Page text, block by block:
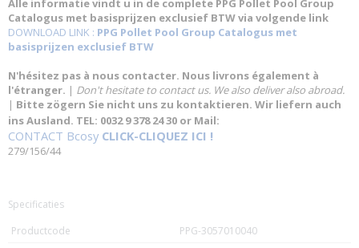
Alle informatie vindt u in de complete PPG Pollet Pool Group
Catalogus met basisprijzen exclusief BTW via volgende link
DOWNLOAD LINK : PPG Pollet Pool Group Catalogus met
basisprijzen exclusief BTW
N'hésitez pas à nous contacter. Nous livrons également à
l'étranger. | Don't hesitate to contact us. We also deliver also abroad.
| Bitte zögern Sie nicht uns zu kontaktieren. Wir liefern auch
ins Ausland. TEL: 0032 9 378 24 30 or Mail:
CONTACT Bcosy CLICK-CLIQUEZ ICI !
279/156/44
Specificaties
Productcode
PPG-3057010040